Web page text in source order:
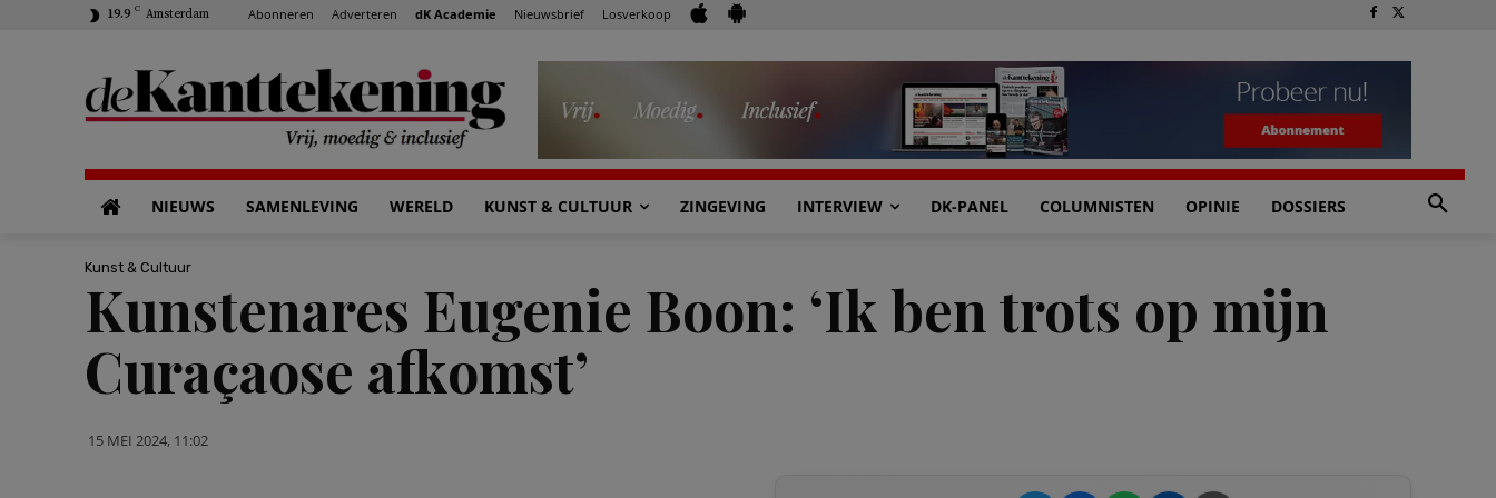
19.9 C Amsterdam Abonneren Adverteren dK Academie Nieuwsbrief Losverkoop
NIEUWS SAMENLEVING WERELD KUNST & CULTUUR ZINGEVING INTERVIEW DK-PANEL COLUMNISTEN OPINIE DOSSIERS
Kunst & Cultuur
Kunstenares Eugenie Boon: ‘Ik ben trots op mijn
Curaçaose afkomst’
15 MEI 2024, 11:02